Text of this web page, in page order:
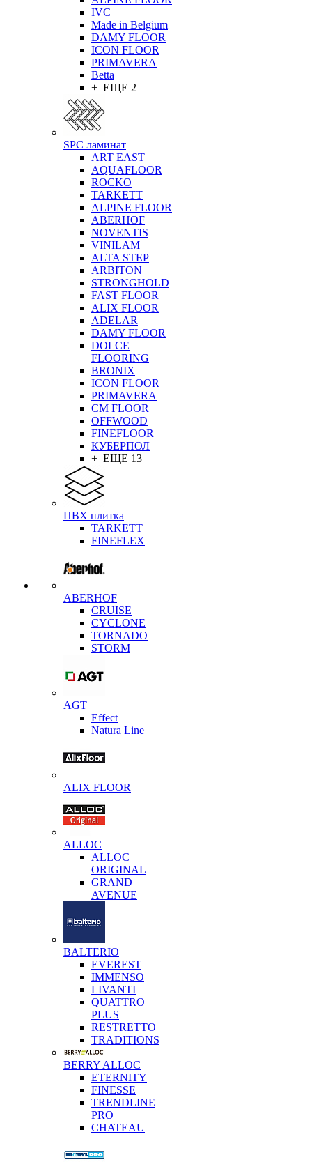
IVC
Made in Belgium
DAMY FLOOR
ICON FLOOR
PRIMAVERA
Betta
+ ЕЩЕ 2
SPC ламинат
ART EAST
AQUAFLOOR
ROCKO
TARKETT
ALPINE FLOOR
ABERHOF
NOVENTIS
VINILAM
ALTA STEP
ARBITON
STRONGHOLD
FAST FLOOR
ALIX FLOOR
ADELAR
DAMY FLOOR
DOLCE
FLOORING
BRONIX
ICON FLOOR
PRIMAVERA
CM FLOOR
OFFWOOD
FINEFLOOR
КУБЕРПОЛ
+ ЕЩЕ 13
ПВХ плитка
TARKETT
FINEFLEX
ABERHOF
CRUISE
CYCLONE
TORNADO
STORM
AGT
Effect
Natura Line
ALIX FLOOR
ALLOC
ALLOC
ORIGINAL
GRAND
AVENUE
BALTERIO
EVEREST
IMMENSO
LIVANTI
QUATTRO
PLUS
RESTRETTO
TRADITIONS
BERRY ALLOC
ETERNITY
FINESSE
TRENDLINE
PRO
CHATEAU